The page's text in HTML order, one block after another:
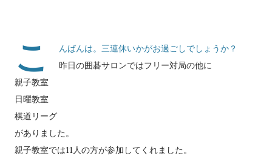
こ
んばんは。三連休いかがお過ごしでしょうか？
昨日の囲碁サロンではフリー対局の他に
親子教室
日曜教室
棋道リーグ
がありました。
親子教室では11人の方が参加してくれました。